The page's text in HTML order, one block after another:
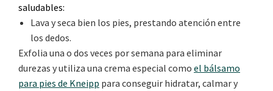
saludables:
Lava y seca bien los pies, prestando atención entre
los dedos.
Exfolia una o dos veces por semana para eliminar
durezas y utiliza una crema especial como el bálsamo
para pies de Kneipp para conseguir hidratar, calmar y